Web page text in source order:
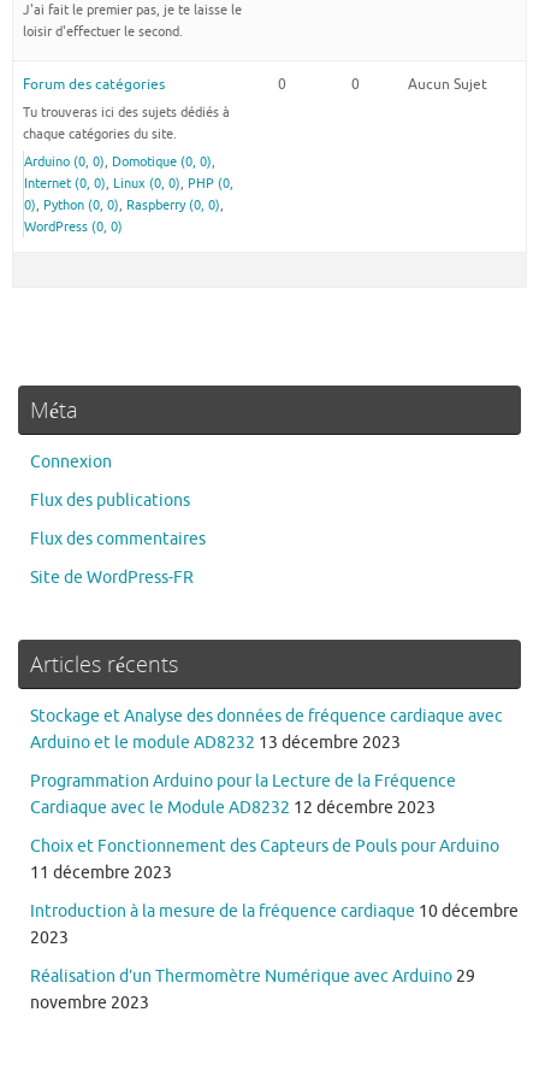
J'ai fait le premier pas, je te laisse le
loisir d'effectuer le second.
Forum des catégories
Tu trouveras ici des sujets dédiés à
chaque catégories du site.
Arduino (0, 0) Domotique (0, 0)
Internet (0, 0) Linux (0, 0) PHP (0,
0) Python (0, 0) Raspberry (0, 0)
WordPress (0, 0)
0 0 Aucun Sujet
Méta
Connexion
Flux des publications
Flux des commentaires
Site de WordPress-FR
Articles récents
Stockage et Analyse des données de fréquence cardiaque avec
Arduino et le module AD8232 13 décembre 2023
Programmation Arduino pour la Lecture de la Fréquence
Cardiaque avec le Module AD8232 12 décembre 2023
Choix et Fonctionnement des Capteurs de Pouls pour Arduino
11 décembre 2023
Introduction à la mesure de la fréquence cardiaque 10 décembre
2023
Réalisation d’un Thermomètre Numérique avec Arduino 29
novembre 2023